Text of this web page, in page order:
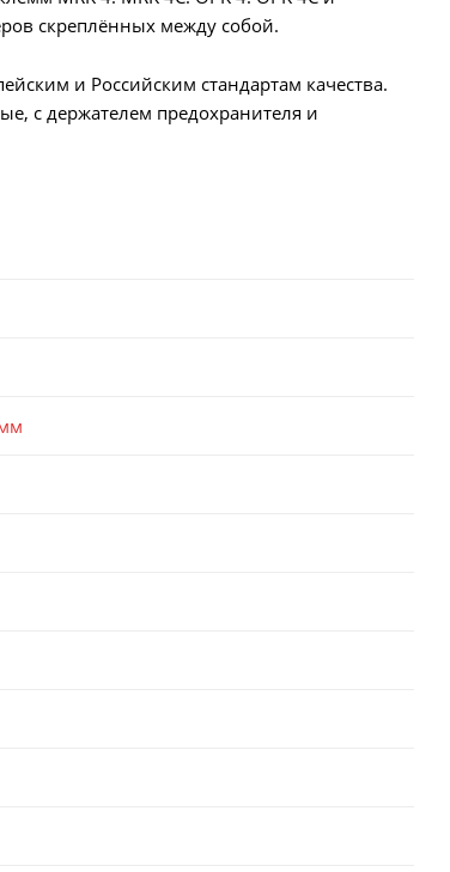
скреплённых между собой.
и Российским стандартам качества.
с держателем предохранителя и